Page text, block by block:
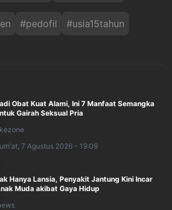
#pedofil #usia15tahun
Obat Kuat Alami, Ini 7 Manfaat Semangka
Gairah Seksual Pria
7 Agustus 2026 - 19:09
Hanya Lansia, Penyakit Jantung Kini Incar
Muda akibat Gaya Hidup